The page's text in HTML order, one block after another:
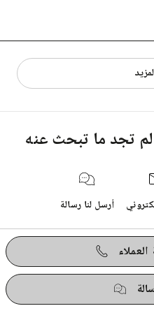
لم تجد ما تبحث عنه
أرسل لنا رسالة